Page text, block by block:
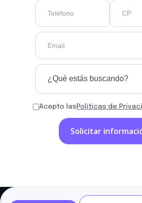
¿Qué estás buscando?
Acepto las Políticas de